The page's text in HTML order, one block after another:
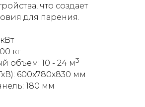
что создает
для парения.
кг
объем: 10 - 24 м3
600x780x830 мм
180 мм